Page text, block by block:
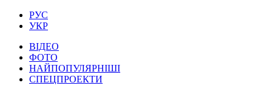
РУС
УКР
ВІДЕО
ФОТО
НАЙПОПУЛЯРНІШІ
СПЕЦПРОЕКТИ